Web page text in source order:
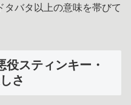
タバタ以上の意味を帯びて
役スティンキー・
さ